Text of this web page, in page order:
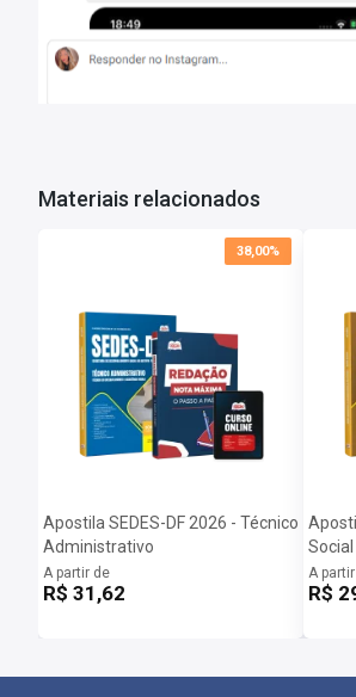
Inscrições: De 09/06/2026 a 13/07/2026
Taxa de Inscrição: R$ 113,00
Materiais relacionados
38,00%
Apostila SEDES-DF 2026 - Técnico
Administrativo
A partir de
R$ 31,62
Social
A
R$